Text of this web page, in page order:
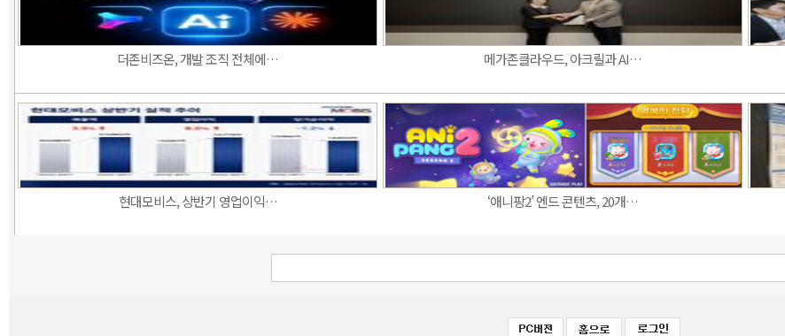
더존비즈온, 개발 조직 전체에… 메가존클라우드, 아크릴과 AI…
현대모비스, 상반기 영업이익… ‘애니팡2’ 엔드 콘텐츠, 20개…